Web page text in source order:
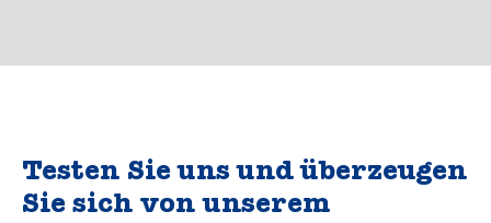
Testen Sie uns und überzeugen
Sie sich von unserem